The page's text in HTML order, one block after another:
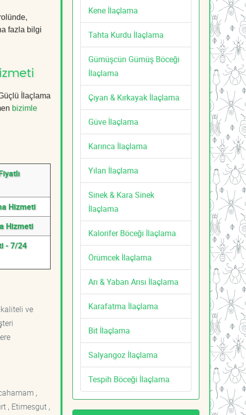
fazla bilgi
İlaçlama
bizimle
Hizmeti
Hizmeti
- 7/24
ve
,
, Etimesgut ,
Kene İlaçlama
Tahta Kurdu İlaçlama
Gümüşcün Gümüş Böceği
İlaçlama
Çıyan & Kırkayak İlaçlama
Güve İlaçlama
Karınca İlaçlama
Yılan İlaçlama
Sinek & Kara Sinek
İlaçlama
Kalorifer Böceği İlaçlama
Örümcek İlaçlama
Arı & Yaban Arısı İlaçlama
Karafatma İlaçlama
Bit İlaçlama
Salyangoz İlaçlama
Tespih Böceği İlaçlama